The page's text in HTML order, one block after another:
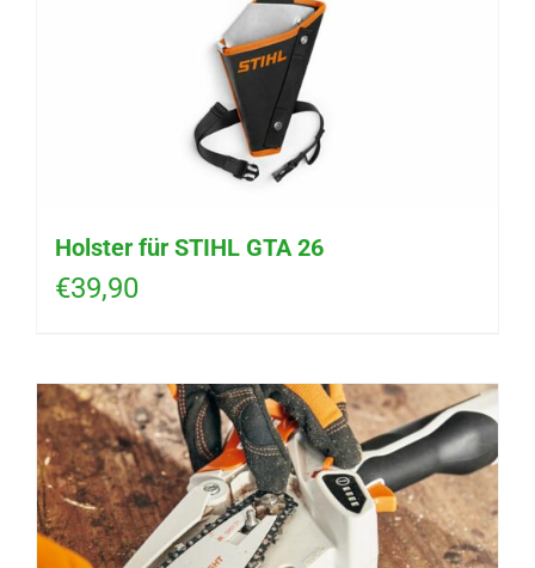
Holster für STIHL GTA 26
€39,90